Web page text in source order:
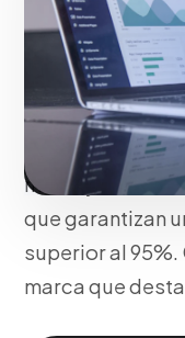
Impulsamos
WhatsApp
sociales para
inmediatas.
de chatbots,
mensajes de
que garantizan
superior al
marca que